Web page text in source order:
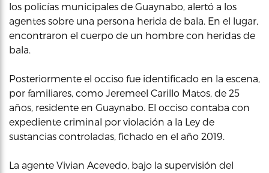
los policías municipales de Guaynabo, alertó a los
agentes sobre una persona herida de bala. En el lugar,
encontraron el cuerpo de un hombre con heridas de
bala.
Posteriormente el occiso fue identificado en la escena,
por familiares, como Jeremeel Carillo Matos, de 25
años, residente en Guaynabo. El occiso contaba con
expediente criminal por violación a la Ley de
sustancias controladas, fichado en el año 2019.
La agente Vivian Acevedo, bajo la supervisión del